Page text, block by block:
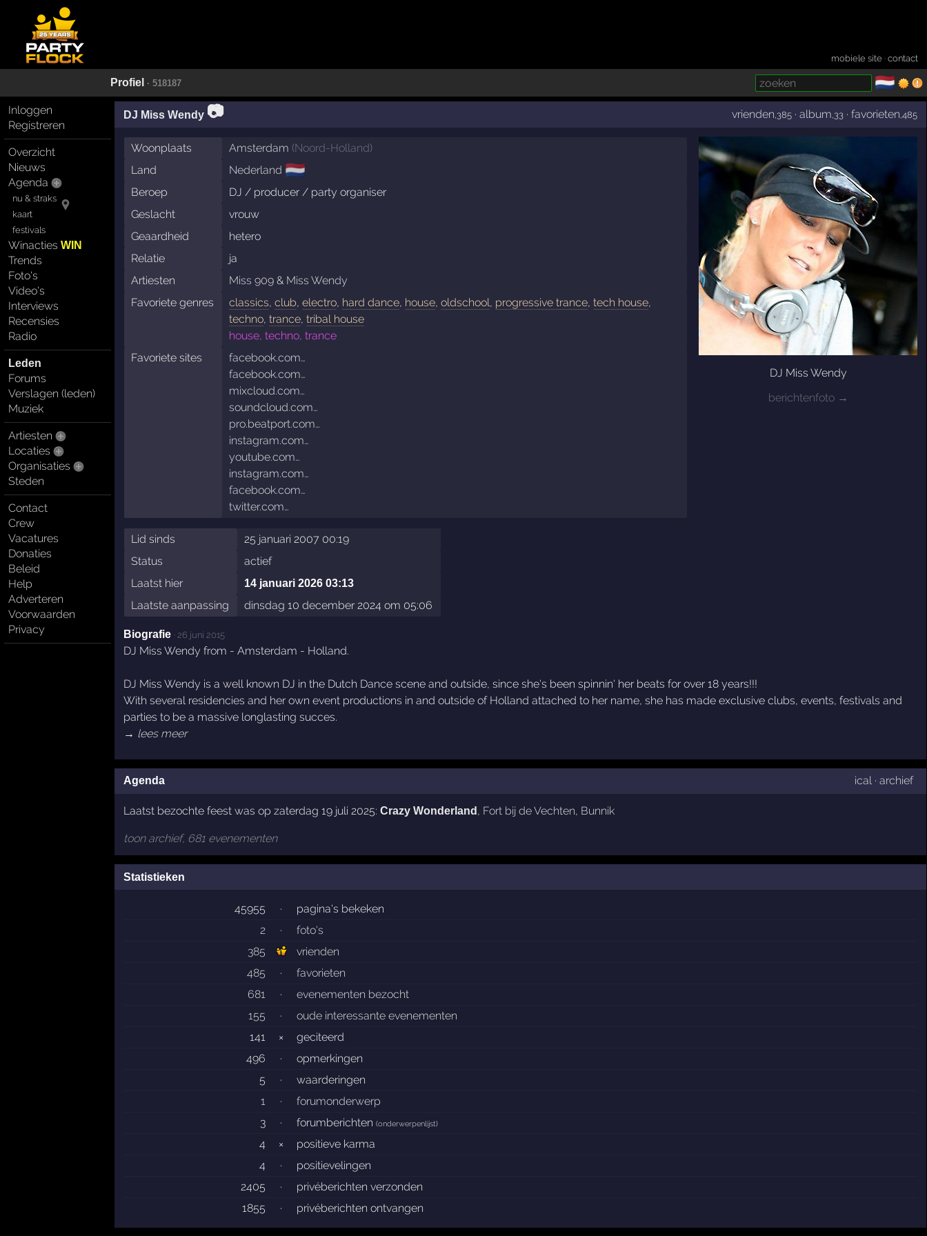
mobiele site ·contact
Profiel · 518187 🇳🇱
Inloggen
Registreren
Overzicht
Nieuws
Agenda
nu & straks
kaart
festivals
WinactiesWIN
Trends
Foto's
Video's
Interviews
Recensies
Radio
Leden
Forums
Verslagen (leden)
Muziek
Artiesten
Locaties
Organisaties
Steden
Contact
Crew
Vacatures
Donaties
Beleid
Help
Adverteren
Voorwaarden
Privacy
DJ Miss Wendy 📷 vrienden ,385 ·album ,33 ·favorieten ,485
DJ Miss Wendy
berichtenfoto →
Woonplaats Amsterdam (Noord-Holland)
Land
Nederland 🇳🇱
Beroep
DJ / producer / party organiser
Geslacht
vrouw
Geaardheid
hetero
Relatie
ja
Artiesten
Miss 909 & Miss Wendy
Favoriete genres
classics,club,electro, hard dance, house,oldschool, progressive trance,tech house,
techno,trance,tribal house
house, techno, trance
Favoriete sites
facebook.com…
facebook.com…
mixcloud.com…
soundcloud.com…
pro.beatport.com…
instagram.com…
youtube.com…
instagram.com…
facebook.com…
twitter.com…
Lid sinds
25 januari 2007 00:19
Status
actief
Laatst hier
14 januari 2026 03:13
Laatste aanpassing dinsdag 10 december 2024 om 05:06
Biografie · 26 juni 2015
DJ Miss Wendy from - Amsterdam - Holland.
DJ Miss Wendy is a well known DJ in the Dutch Dance scene and outside, since she's been spinnin' her beats for over 18 years!!!
With several residencies and her own event productions in and outside of Holland attached to her name, she has made exclusive clubs, events, festivals and
parties to be a massive longlasting succes.
→ lees meer
Agenda ical· archief
Laatst bezochte feest was op zaterdag 19 juli 2025: Crazy Wonderland , Fort bij de Vechten, Bunnik
toon archief, 681 evenementen
Statistieken
45955 ·
pagina's bekeken
2
·
foto's
385
vrienden
485
·
favorieten
681
·
evenementen bezocht
155
·
oude interessante evenementen
141
×
geciteerd
496
·
opmerkingen
5
·
waarderingen
1
·
forumonderwerp
3
· forumberichten(onderwerpenlijst)
4 ×
positieve karma
4
·
positievelingen
2405
·
privéberichten verzonden
1855
· privéberichten ontvangen